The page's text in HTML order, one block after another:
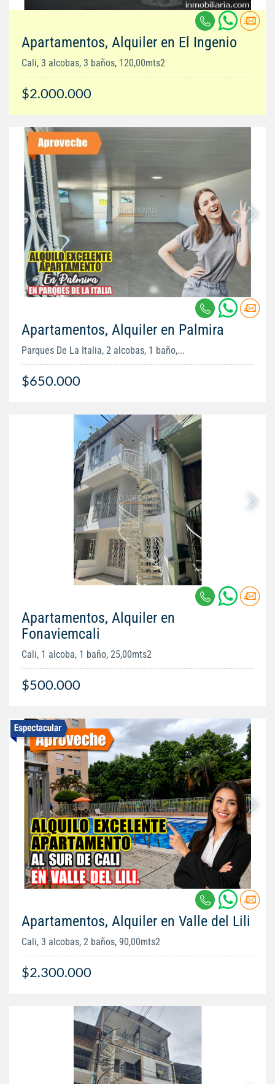
Apartamentos, Alquiler en El Ingenio
Cali, 3 alcobas, 3 baños, 120,00mts2
$2.000.000
Apartamentos, Alquiler en Palmira
Parques De La Italia, 2 alcobas, 1 baño,...
$650.000
Apartamentos, Alquiler en
Fonaviemcali
Cali, 1 alcoba, 1 baño, 25,00mts2
$500.000
Apartamentos, Alquiler en Valle del Lili
Cali, 3 alcobas, 2 baños, 90,00mts2
$2.300.000